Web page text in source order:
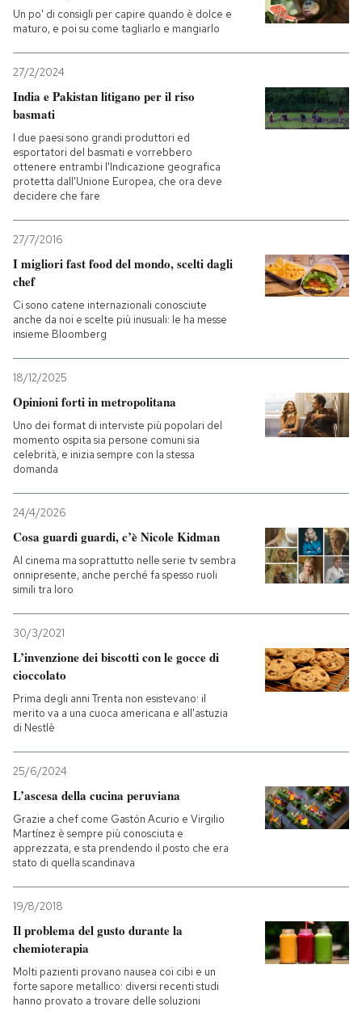
Un po' di consigli per capire quando è dolce e
maturo, e poi su come tagliarlo e mangiarlo
27/2/2024
India e Pakistan litigano per il riso
basmati
I due paesi sono grandi produttori ed
esportatori del basmati e vorrebbero
ottenere entrambi l'Indicazione geografica
protetta dall'Unione Europea, che ora deve
decidere che fare
27/7/2016
I migliori fast food del mondo, scelti dagli
chef
Ci sono catene internazionali conosciute
anche da noi e scelte più inusuali: le ha messe
insieme Bloomberg
18/12/2025
Opinioni forti in metropolitana
Uno dei format di interviste più popolari del
momento ospita sia persone comuni sia
celebrità, e inizia sempre con la stessa
domanda
24/4/2026
Cosa guardi guardi, c’è Nicole Kidman
Al cinema ma soprattutto nelle serie tv sembra
onnipresente, anche perché fa spesso ruoli
simili tra loro
30/3/2021
L’invenzione dei biscotti con le gocce di
cioccolato
Prima degli anni Trenta non esistevano: il
merito va a una cuoca americana e all'astuzia
di Nestlè
25/6/2024
L’ascesa della cucina peruviana
Grazie a chef come Gastón Acurio e Virgilio
Martínez è sempre più conosciuta e
apprezzata, e sta prendendo il posto che era
stato di quella scandinava
19/8/2018
Il problema del gusto durante la
chemioterapia
Molti pazienti provano nausea coi cibi e un
forte sapore metallico: diversi recenti studi
hanno provato a trovare delle soluzioni